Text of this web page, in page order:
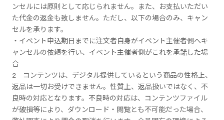
ンセルには原則として応じられません。また、お支払いただい
た代金の返金も致しません。ただし、以下の場合のみ、キャン
セルを承ります。
・イベント申込期日までに注文者自身がイベント主催者側へキ
ャンセルの依頼を行い、イベント主催者側がこれを承諾した場
合
2 コンテンツは、デジタル提供しているという商品の性格上、
返品は一切お受けできません。性質上、返品扱いではなく、不
良時の対応となります。不良時の対応は、コンテンツファイル
が破損等により、ダウンロード・閲覧とも不可能だった場合、